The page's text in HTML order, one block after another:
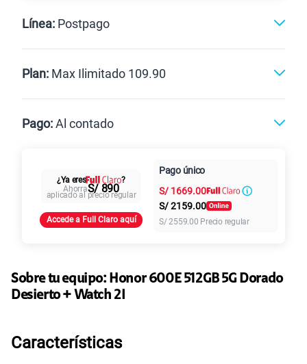
Línea: Postpago
Postpago
Plan: Max Ilimitado 109.90
Paga solo
125GBen alta velocidad
79.90
155 GBen alta velocidad
Paga solo
110GBen alta velocidad
Pago:Al contado
Al contado Cuotas Claro
intereses
¿Ya eres
?
AhorraS/ 890
aplicado al precio regular
Accede a Full Claro aquí
Pago único
S/ 1669.00
S/2159.00
S/2559.00 Precio regular
Sobre tu equipo: Honor 600E 512GB 5G Dorado
Desierto + Watch 2I
Características